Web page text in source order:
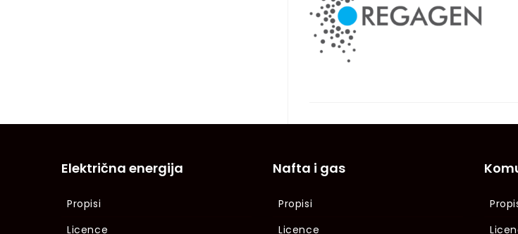
Električna energija
Propisi
Licence
Nafta i gas
Propisi
Licence